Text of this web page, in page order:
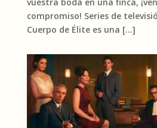
compromiso! Series de
Cuerpo de Élite es una […]